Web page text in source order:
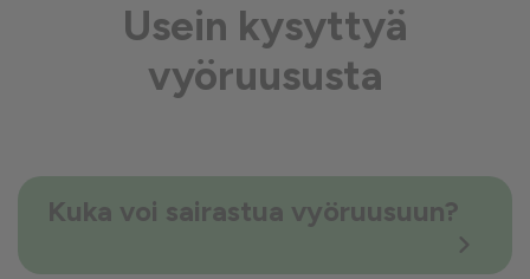
Usein kysyttyä
vyöruususta
Kuka voi sairastua vyöruusuun?